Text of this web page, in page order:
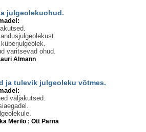
julgeolekuohud.
varitsevad ohud.
Almann
ja tulevik julgeoleku võtmes.
väljakutsed.
Merilo; Ott Pärna